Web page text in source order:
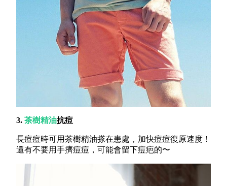
3. 茶樹精油抗痘
長痘痘時可用茶樹精油搽在患處，加快痘痘復原速度！
還有不要用手擠痘痘，可能會留下痘疤的〜